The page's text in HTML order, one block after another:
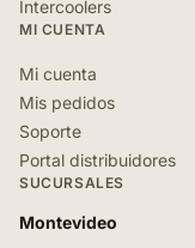
Intercoolers
MI CUENTA
Mi cuenta
Mis pedidos
Soporte
Portal distribuidores
SUCURSALES
Montevideo